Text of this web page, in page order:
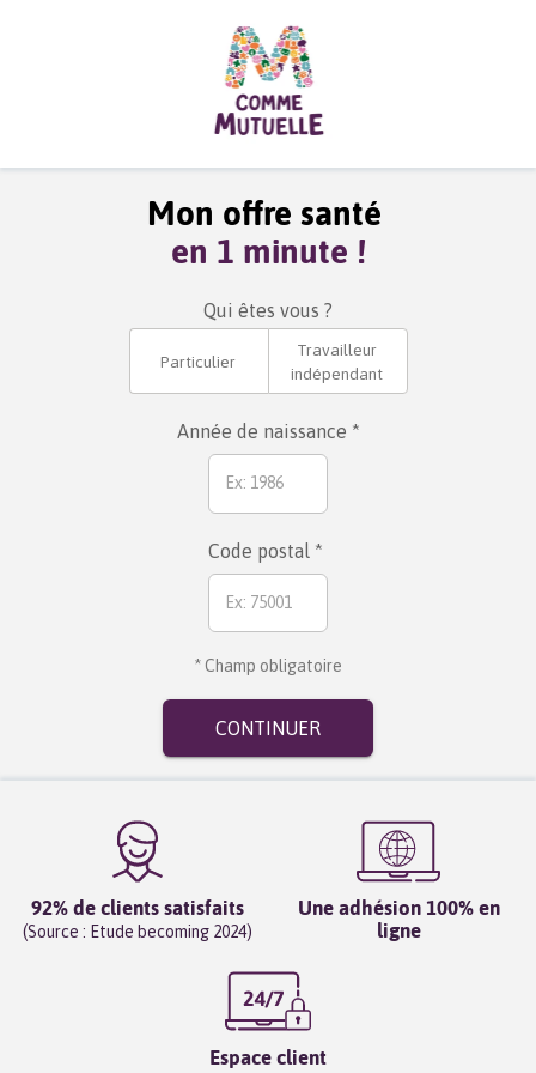
Mon offre santé
en 1 minute !
Qui êtes vous ?
Particulier
Travailleur
indépendant
Année de naissance *
Code postal *
* Champ obligatoire
CONTINUER
92% de clients satisfaits
(Source : Etude becoming 2024)
Une adhésion 100% en
ligne
Espace client